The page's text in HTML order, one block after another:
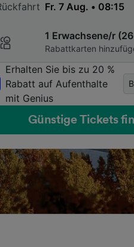
1 Erwachsene/r
Rabattkarten
Erhalten Sie bis zu 20 %
Rabatt auf Aufenthalte
mit Genius
Günstige Tickets